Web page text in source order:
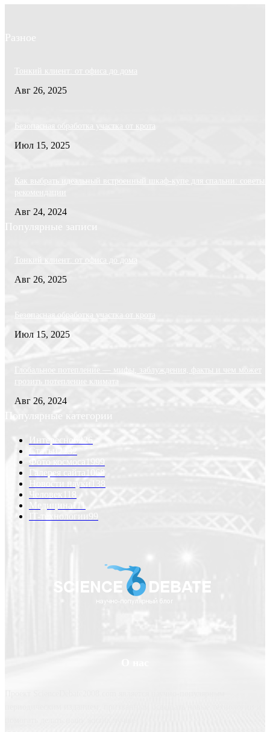
Разное
Тонкий клиент: от офиса до дома
Авг 26, 2025
Безопасная обработка участка от крота
Июл 15, 2025
Как выбрать идеальный встроенный шкаф-купе для спальни: советы
рекомендации
Авг 24, 2024
Популярные записи
Тонкий клиент: от офиса до дома
Авг 26, 2025
Безопасная обработка участка от крота
Июл 15, 2025
Глобальное потепление — мифы, заблуждения, факты и чем может
грозить потепление климата
Авг 26, 2024
Популярные категории
Интересно
6226
Статьи
Фото космоса
1999
Галерея сайта 1068
Новости науки
Человек
Медицина
IT-технологии99